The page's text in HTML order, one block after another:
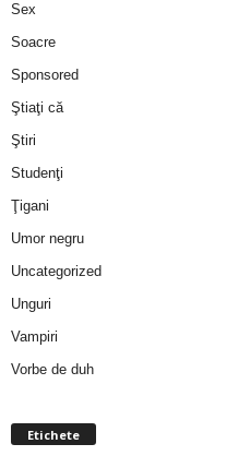
Sex
Soacre
Sponsored
Ştiaţi că
Ştiri
Studenţi
Ţigani
Umor negru
Uncategorized
Unguri
Vampiri
Vorbe de duh
Etichete